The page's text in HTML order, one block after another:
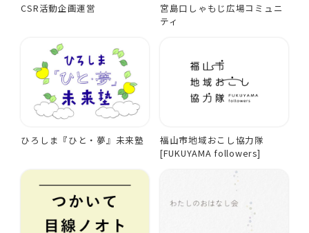
CSR活動企画運営
宮島口しゃもじ広場コミュニ
ティ
ひろしま『ひと・夢』未来塾
福山市地域おこし協力隊
[FUKUYAMA followers]